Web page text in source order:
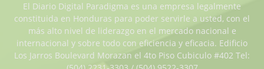
El Diario Digital Paradigma es una empresa legalmente
constituida en Honduras para poder servirle a usted, con el
más alto nivel de liderazgo en el mercado nacional e
internacional y sobre todo con eficiencia y eficacia. Edificio
Los Jarros Boulevard Morazan el 4to Piso Cubiculo #402 Tel: